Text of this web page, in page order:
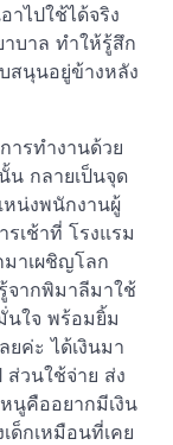
าไปใช้ได้จริง
บาล ทำให้รู้สึก
สนุนอยู่ข้างหลัง
ารทำงานด้วย
น กลายเป็นจุด
หน่งพนักงานผู้
เช้าที่ โรงแรม
าเผชิญโลก
จากพิมาลีมาใช้
นใจ พร้อมยิ้ม
ยค่ะ ได้เงินมา
ส่วนใช้จ่าย ส่ง
นูคืออยากมีเงิน
ด็กเหมือนที่เคย